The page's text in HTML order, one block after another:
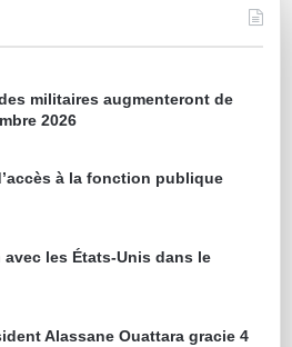
militaires augmenteront de
2026
à la fonction publique
les États-Unis dans le
Alassane Ouattara gracie 4